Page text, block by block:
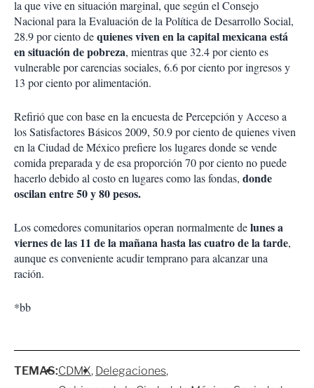
la que vive en situación marginal, que según el Consejo
Nacional para la Evaluación de la Política de Desarrollo Social,
28.9 por ciento dequienes viven en la capital mexicana está
en situación de pobreza, mientras que 32.4 por ciento es
vulnerable por carencias sociales, 6.6 por ciento por ingresos y
13 por ciento por alimentación.
Refirió que con base en la encuesta de Percepción y Acceso a
los Satisfactores Básicos 2009, 50.9 por ciento de quienes viven
en la Ciudad de México prefiere los lugares donde se vende
comida preparada y de esa proporción 70 por ciento no puede
hacerlo debido al costo en lugares como las fondas, donde
oscilan entre 50 y 80 pesos.
Los comedores comunitarios operan normalmente delunes a
viernes de las 11 de la mañana hasta las cuatro de la tarde,
aunque es conveniente acudir temprano para alcanzar una
ración.
*bb
TEMAS:CDMX Delegaciones